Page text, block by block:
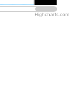
Highcharts.com